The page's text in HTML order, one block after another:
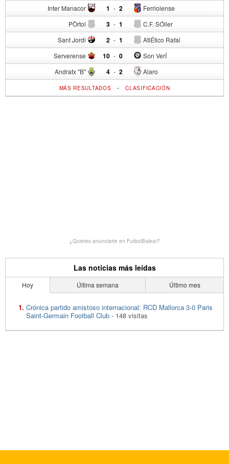
Inter Manacor 1 - Ferriolense
2
PÒrtol 3 - C.F. SÓller
1
Sant Jordi 2 - AtlÉtico Rafal
1
Serverense 10 - Son VerÍ
0
Andratx "B" 4 - Alaro
2
MÁS RESULTADOS -CLASIFICACIÓN
¿Quieres anunciarte en FutbolBalear?
Las noticias más leídas
Hoy Última semana Último mes
Crónica partido amistoso internacional: RCD Mallorca 3-0 Paris
Saint-Germain Football Club - 148 visitas